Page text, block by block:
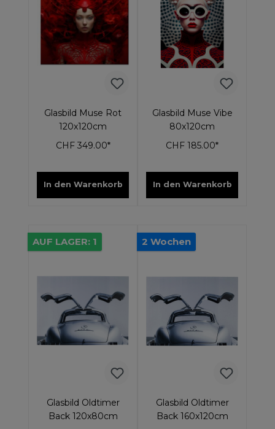
Glasbild Muse Rot
120x120cm
CHF 349.00*
In den Warenkorb
Glasbild Muse Vibe
80x120cm
CHF 185.00*
In den Warenkorb
AUF LAGER: 1
Glasbild Oldtimer
Back 120x80cm
2 Wochen
Glasbild Oldtimer
Back 160x120cm